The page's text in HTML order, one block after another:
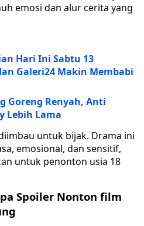
emosi dan alur cerita yang
Hari Ini Sabtu 13
Galeri24 Makin Membabi
Goreng Renyah, Anti
Lebih Lama
untuk bijak. Drama ini
emosional, dan sensitif,
untuk penonton usia 18
Spoiler Nonton film